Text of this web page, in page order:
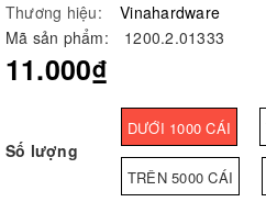
Thương hiệu:
Vinahardware
Mã sản phẩm:
1200.2.01333
11.000₫
Số lượng
DƯỚI 1000 CÁI
TRÊN 5000 CÁI